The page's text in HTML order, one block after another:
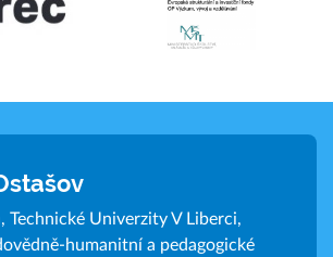
Technické Univerzity V Liberci,
humanitní a pedagogické